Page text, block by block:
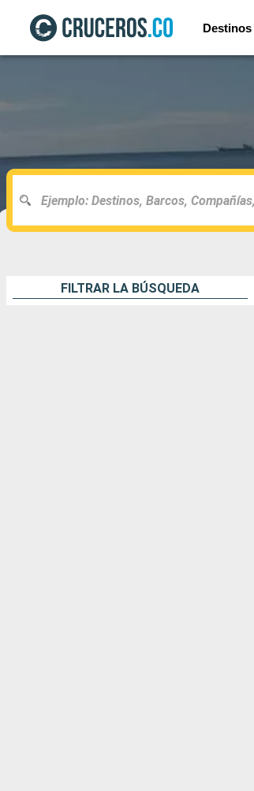
Destinos
FILTRAR LA BÚSQUEDA